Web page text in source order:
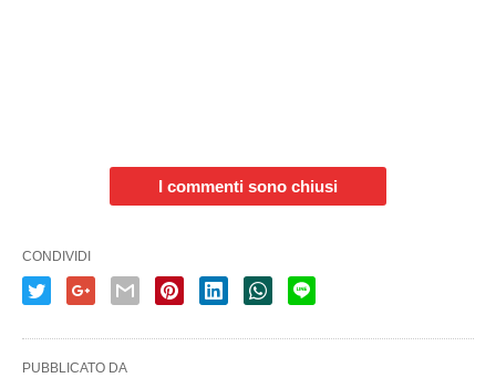
I commenti sono chiusi
CONDIVIDI
PUBBLICATO DA